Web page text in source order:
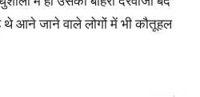
आने जाने वाले लोगों में भी कौतूहल